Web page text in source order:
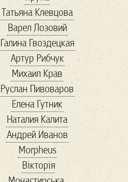
ID2020
Instagram
IT
maga
Marketing marvel
MMA online
playstation
politicalmemes
politics republican
rightwing
rightwingpopulism
SARSCoV2
savemariupol
Татьяна Клевцова
Варел Лозовий
Галина Гвоздецкая
Артур Рибчук
Михаил Крав
Руслан Пивоваров
Елена Гутник
Наталия Калита
Андрей Иванов
Morpheus
Вікторія